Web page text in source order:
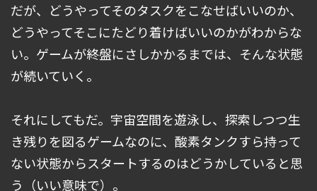
だが、どうやってそのタスクをこなせばいいのか、
どうやってそこにたどり着けばいいのかがわからな
い。ゲームが終盤にさしかかるまでは、そんな状態
が続いていく。
それにしてもだ。宇宙空間を遊泳し、探索しつつ生
き残りを図るゲームなのに、酸素タンクすら持って
ない状態からスタートするのはどうかしていると思
う（いい意味で）。